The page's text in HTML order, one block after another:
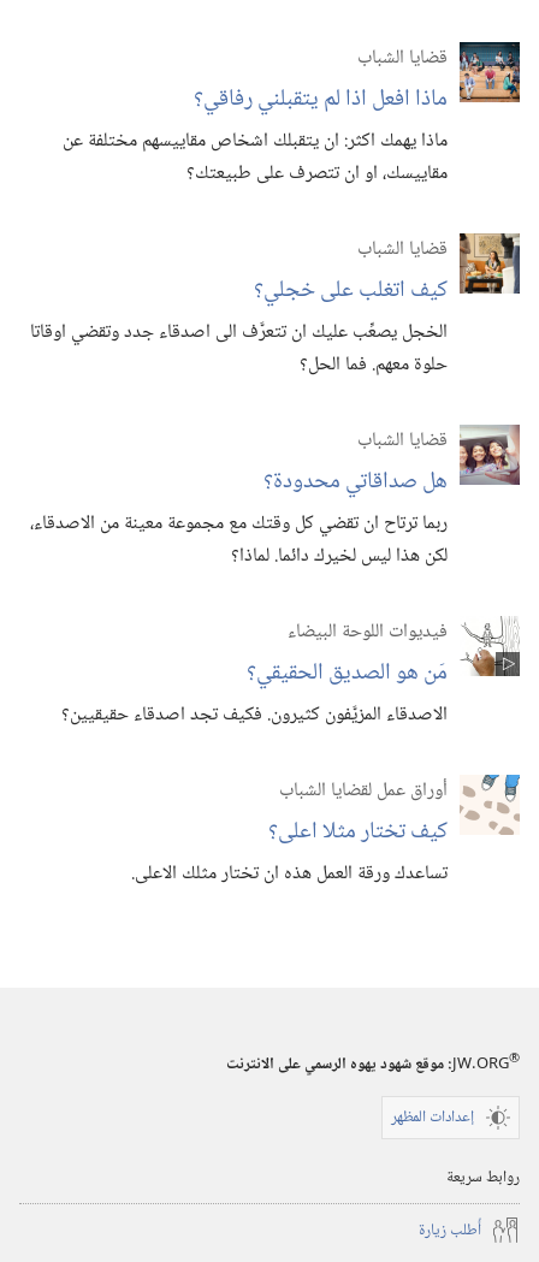
قضايا الشباب
ماذا افعل اذا لم يتقبلني رفاقي؟‏
ماذا يهمك اكثر:‏ ان يتقبلك اشخاص مقاييسهم مختلفة عن
مقاييسك،‏ او ان تتصرف على طبيعتك؟‏
قضايا الشباب
كيف اتغلب على خجلي؟‏
الخجل يصعِّب عليك ان تتعرَّف الى اصدقاء جدد وتقضي اوقاتا
حلوة معهم.‏ فما الحل؟‏
قضايا الشباب
هل صداقاتي محدودة؟‏
ربما ترتاح ان تقضي كل وقتك مع مجموعة معينة من الاصدقاء،‏
لكن هذا ليس لخيرك دائما.‏ لماذا؟‏
فيديوات اللوحة البيضاء
مَن هو الصديق الحقيقي؟‏
الاصدقاء المزيَّفون كثيرون.‏ فكيف تجد اصدقاء حقيقيين؟‏
أوراق عمل لقضايا الشباب
كيف تختار مثلا اعلى؟‏
تساعدك ورقة العمل هذه ان تختار مثلك الاعلى.‏
JW.ORG®
:‏ موقع شهود يهوه الرسمي على الانترنت
إعدادات المظهر
روابط سريعة
أُطلب زيارة